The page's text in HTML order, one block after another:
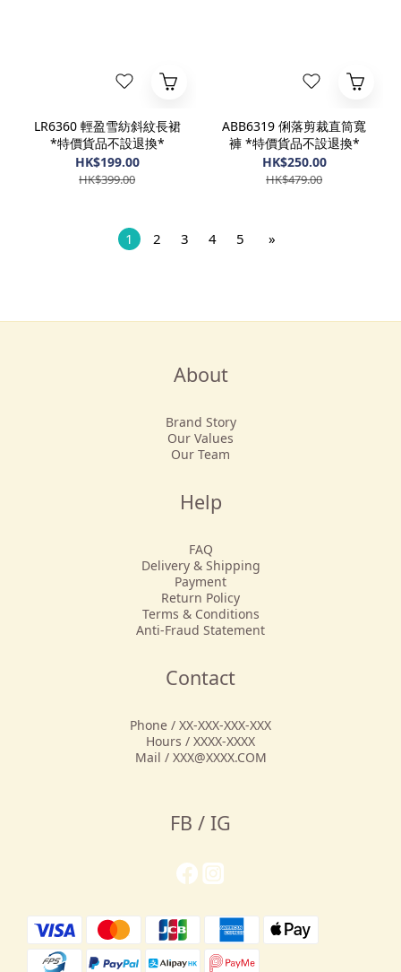
LR6360 輕盈雪紡斜紋長裙
*特價貨品不設退換*
HK$199.00
HK$399.00
ABB6319 俐落剪裁直筒寬
褲 *特價貨品不設退換*
HK$250.00
HK$479.00
1 2 3 4 5 »
About
Brand Story
Our Values
Our Team
Help
FAQ
Delivery & Shipping
Payment
Return Policy
Terms & Conditions
Anti-Fraud Statement
Contact
Phone / XX-XXX-XXX-XXX
Hours / XXXX-XXXX
Mail / XXX@XXXX.COM
FB / IG